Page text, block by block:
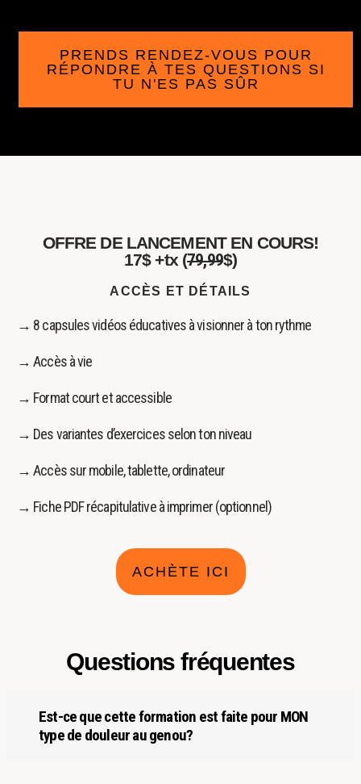
PRENDS RENDEZ-VOUS POUR
RÉPONDRE À TES QUESTIONS SI
TU N'ES PAS SÛR
OFFRE DE LANCEMENT EN COURS!
17$ +tx (79,99$)
ACCÈS ET DÉTAILS
→ 8 capsules vidéos éducatives à visionner à ton rythme
→ Accès à vie
→ Format court et accessible
→ Des variantes d’exercices selon ton niveau
→ Accès sur mobile, tablette, ordinateur
→ Fiche PDF récapitulative à imprimer (optionnel)
ACHÈTE ICI
Questions fréquentes
Est-ce que cette formation est faite pour MON
type de douleur au genou?